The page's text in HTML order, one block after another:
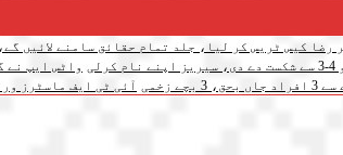
رضا کیس ٹریس کر لیا، جلد تمام حقائق سامنے لائیں
واٹس ایپ نے گروپ چیٹس
زخمی آئی ٹی ایف ماسٹرز ورلڈ